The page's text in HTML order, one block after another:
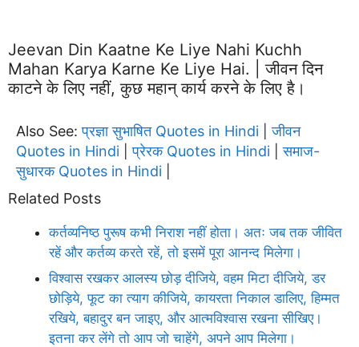
Jeevan Din Kaatne Ke Liye Nahi Kuchh
Mahan Karya Karne Ke Liye Hai. | जीवन दिन
काटने के लिए नहीं, कुछ महान् कार्य करने के लिए है।
Also See:प्रज्ञा सुभाषित Quotes in Hindi |जीवन
Quotes in Hindi |प्रेरक Quotes in Hindi |समाज-
सुधारक Quotes in Hindi
Related Posts
कर्तव्यनिष्ठ पुरूष कभी निराश नहीं होता। अतः जब तक जीवित
रहें और कर्तव्य करते रहें, तो इसमें पूरा आनन्द मिलेगा।
विश्वास रखकर आलस्य छोड़ दीजिये, वहम मिटा दीजिये, डर
छोड़िये, फूट का त्याग कीजिये, कायरता निकाल डालिए, हिम्मत
रखिये, बहादुर बन जाइए, और आत्मविश्वास रखना सीखिए।
इतना कर लेंगे तो आप जो चाहेंगे, अपने आप मिलेगा।